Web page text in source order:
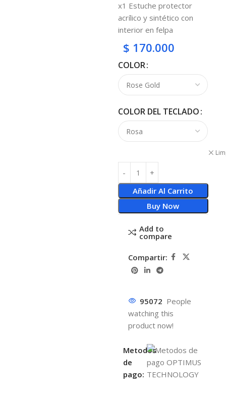
x1 Estuche protector
acrílico y sintético con
interior en felpa
$ 170.000
COLOR
COLOR DEL TECLADO
Añadir Al Carrito
Buy Now
Add to
compare
Compartir:
95072 People
watching this
product now!
Metodos
de
pago: